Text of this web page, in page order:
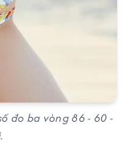
đo ba vòng 86 - 60 -